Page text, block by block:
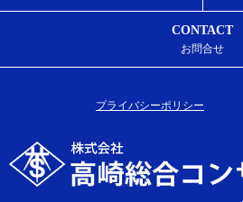
CONTACT
お問合せ
プライバシーポリシー